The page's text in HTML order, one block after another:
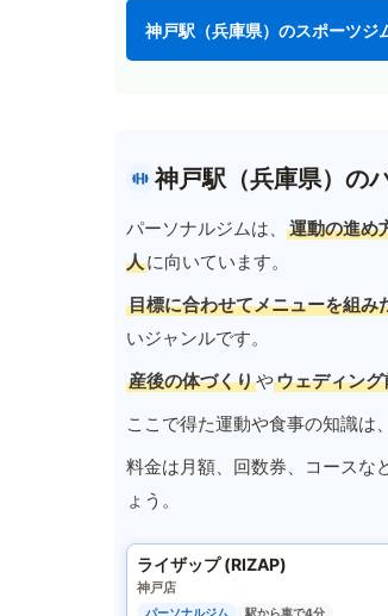
神戸駅（兵庫県）のスポーツジ
神戸駅（兵庫県）の
パーソナルジムは、 運動の進め
人に向いています。
目標に合わせてメニューを組み
いジャンルです。
産後の体づくりやウェディング
ここで得た運動や食事の知識は
料金は月額、回数券、コースな
ょう。
ライザップ (RIZAP)
神戸店
パーソナルジム
駅から車で4分